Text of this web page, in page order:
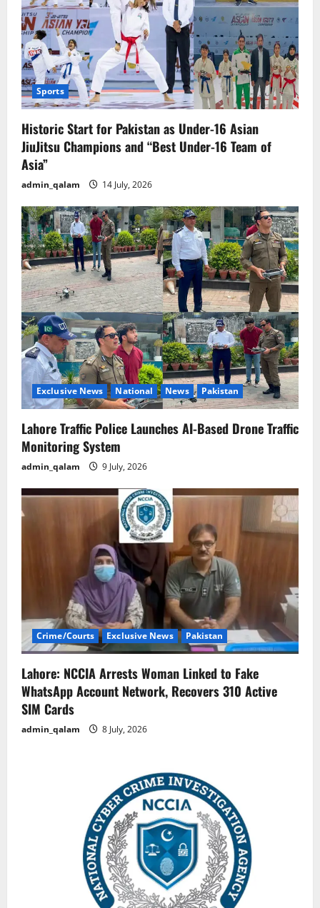
Sports
Historic Start for Pakistan as Under-16 Asian
JiuJitsu Champions and “Best Under-16 Team of
Asia”
admin_qalam 14 July, 2026
Exclusive News National News Pakistan
Lahore Traffic Police Launches AI-Based Drone Traffic
Monitoring System
admin_qalam 9 July, 2026
Crime/Courts Exclusive News Pakistan
Lahore: NCCIA Arrests Woman Linked to Fake
WhatsApp Account Network, Recovers 310 Active
SIM Cards
admin_qalam 8 July, 2026